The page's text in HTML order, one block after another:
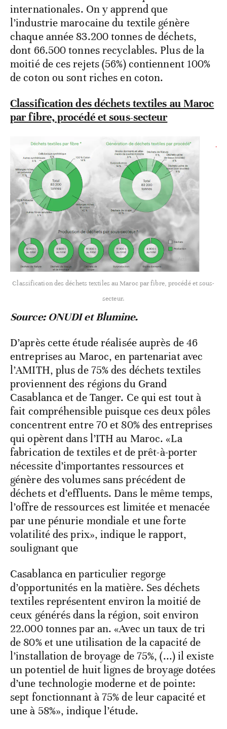
internationales. On y apprend que
l’industrie marocaine du textile génère
chaque année 83.200 tonnes de déchets,
dont 66.500 tonnes recyclables. Plus de la
moitié de ces rejets (56%) contiennent 100%
de coton ou sont riches en coton.
Classification des déchets textiles au Maroc
par fibre, procédé et sous-secteur
Classification des déchets textiles au Maroc par fibre, procédé et sous-
secteur.
Source: ONUDI et Blumine.
D’après cette étude réalisée auprès de 46
entreprises au Maroc, en partenariat avec
l’AMITH, plus de 75% des déchets textiles
proviennent des régions du Grand
Casablanca et de Tanger. Ce qui est tout à
fait compréhensible puisque ces deux pôles
concentrent entre 70 et 80% des entreprises
qui opèrent dans l’ITH au Maroc. «La
fabrication de textiles et de prêt-à-porter
nécessite d’importantes ressources et
génère des volumes sans précédent de
déchets et d’effluents. Dans le même temps,
l’offre de ressources est limitée et menacée
par une pénurie mondiale et une forte
volatilité des prix», indique le rapport,
soulignant que
Casablanca en particulier regorge
d’opportunités en la matière. Ses déchets
textiles représentent environ la moitié de
ceux générés dans la région, soit environ
22.000 tonnes par an. «Avec un taux de tri
de 80% et une utilisation de la capacité de
l’installation de broyage de 75%, (...) il existe
un potentiel de huit lignes de broyage dotées
d’une technologie moderne et de pointe:
sept fonctionnant à 75% de leur capacité et
une à 58%», indique l’étude.